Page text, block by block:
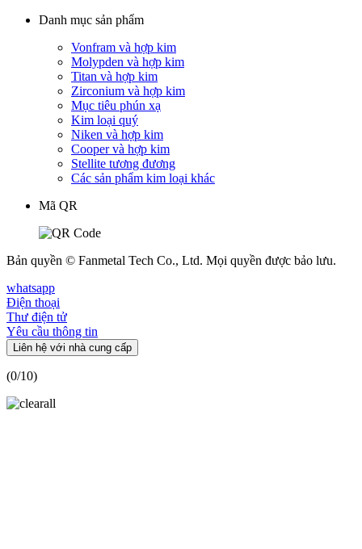
Danh mục sản phẩm
Vonfram và hợp kim
Molypden và hợp kim
Titan và hợp kim
Zirconium và hợp kim
Mục tiêu phún xạ
Kim loại quý
Niken và hợp kim
Cooper và hợp kim
Stellite tương đương
Các sản phẩm kim loại khác
Mã QR
Bản quyền © Fanmetal Tech Co., Ltd. Mọi quyền được bảo lưu.
whatsapp
Điện thoại
Thư điện tử
Yêu cầu thông tin
Liên hệ với nhà cung cấp
(0/10)